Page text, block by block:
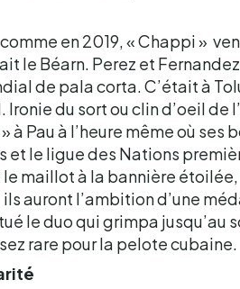
en 2019, « Chappi »
le Béarn. Perez et
de pala corta. C’était à
du sort ou clin d’oeil de
Pau à l’heure même où ses
le ligue des Nations
maillot à la bannière étoilée,
auront l’ambition d’une
le duo qui grimpa jusqu’au
rare pour la pelote cubaine.